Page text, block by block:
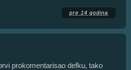
pre 14 godina
prokomentarisao defku, tako